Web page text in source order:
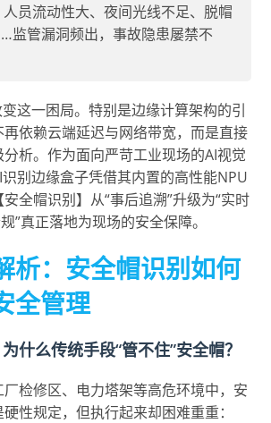
员流动性大、夜间光线不足、脱帽
监管漏洞频出，事故隐患屡禁不
这一困局。特别是边缘计算架构的引
依赖云端延迟与网络带宽，而是直接
析。作为面向严苛工业现场的AI视觉
别边缘盒子凭借其内置的高性能NPU
全帽识别】从“事后追溯”升级为“实时
”真正落地为现场的安全保障。
析：安全帽识别如何
全管理
什么传统手段“管不住”安全帽？
检修区、电力塔架等高危环境中，安
性规定，但执行起来却困难重重：